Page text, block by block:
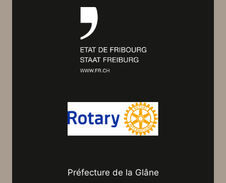
Préfecture de la Glâne